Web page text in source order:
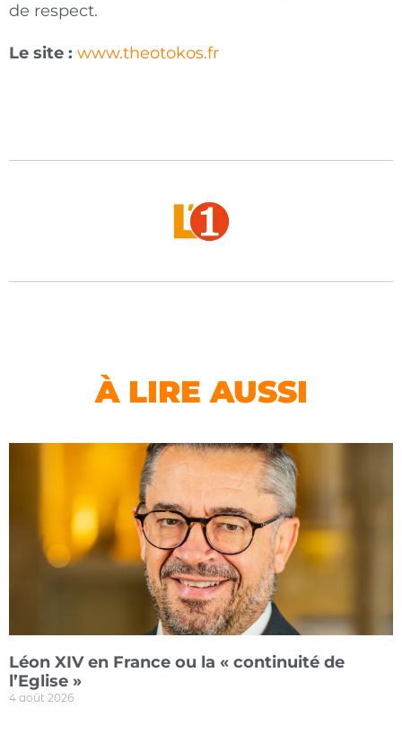
de respect.
Le site : www.theotokos.fr
À LIRE AUSSI
Léon XIV en France ou la « continuité de
l’Eglise »
4 août 2026